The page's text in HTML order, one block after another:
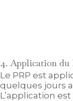
4. Application du
Le PRP est
quelques jours
L’application